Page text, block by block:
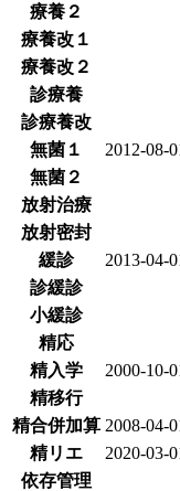
療養２
療養改１
療養改２
診療養
診療養改
無菌１
2012-08-
無菌２
放射治療
放射密封
緩診
2013-04-
診緩診
小緩診
精応
精入学
2000-10-
精移行
精合併加算 2008-04-
精リエ
2020-03-
依存管理